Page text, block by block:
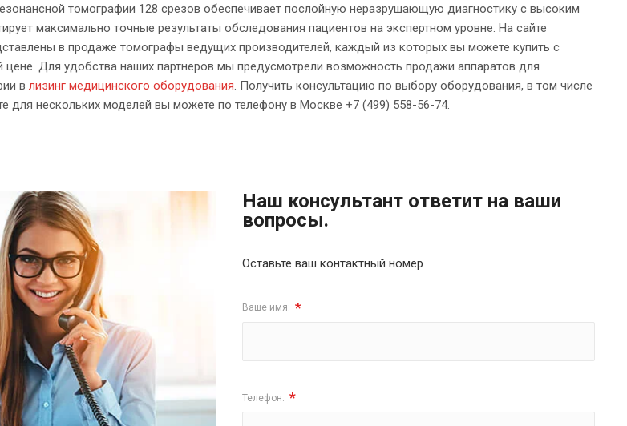
томографии 128 срезов обеспечивает послойную неразрушающую диагностику с высоким
максимально точные результаты обследования пациентов на экспертном уровне. На сайте
в продаже томографы ведущих производителей, каждый из которых вы можете купить с
цене. Для удобства наших партнеров мы предусмотрели возможность продажи аппаратов для
в лизинг медицинского оборудования. Получить консультацию по выбору оборудования, в том числе
для нескольких моделей вы можете по телефону в Москве +7 (499) 558-56-74.
Наш консультант ответит на ваши
вопросы.
Оставьте ваш контактный номер
Ваше имя: *
Телефон: *